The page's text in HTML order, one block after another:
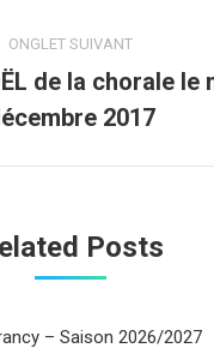
ONGLET SUIVANT
Onglet
suivant
de la chorale le
2017
Posts
– Saison 2026/2027